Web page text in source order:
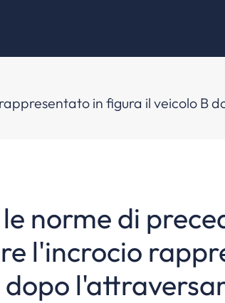
in figura il veicolo B
norme di
l'incrocio
dopo